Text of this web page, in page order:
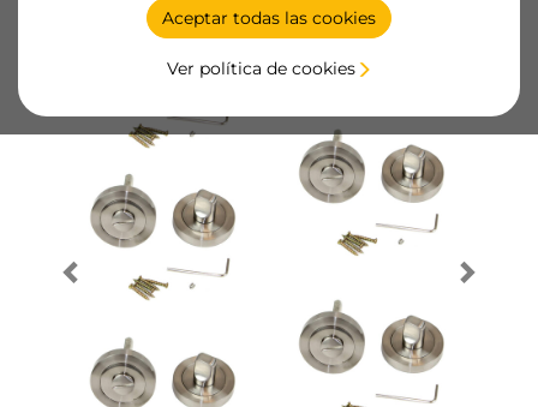
Aceptar todas las cookies
Ver política de cookies